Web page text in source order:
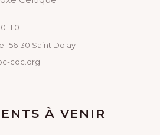
11 01
56130 Saint Dolay
coc.org
À VENIR